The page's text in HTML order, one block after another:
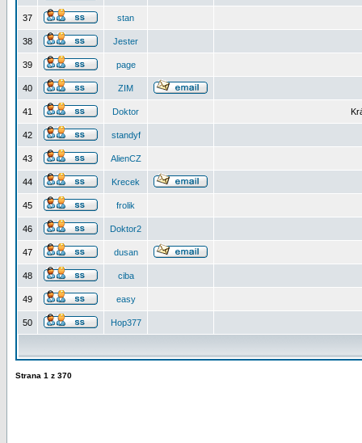
37 stan
38 Jester
39 page
40 ZIM
41 Doktor
42 standyf
43 AlienCZ
44 Krecek
45 frolik
46 Doktor2
47 dusan
48 ciba
49 easy
50 Hop377
Strana 1 z 370